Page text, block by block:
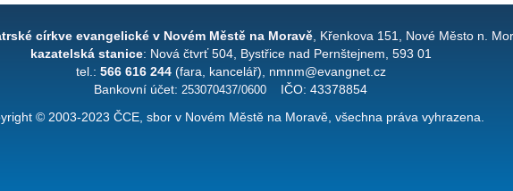
církve evangelické v Novém Městě na Moravě, Křenkova 151, Nové Město n.
kazatelská stanice: Nová čtvrť 504, Bystřice nad Pernštejnem, 593 01
tel.: 566 616 244(fara, kancelář), nmnm@evangnet.cz
Bankovní účet: 253070437/0600 IČO: 43378854
© 2003-2023 ČCE, sbor v Novém Městě na Moravě, všechna práva vyhrazena.